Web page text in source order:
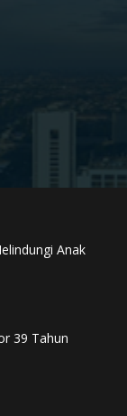
Anak
39 Tahun